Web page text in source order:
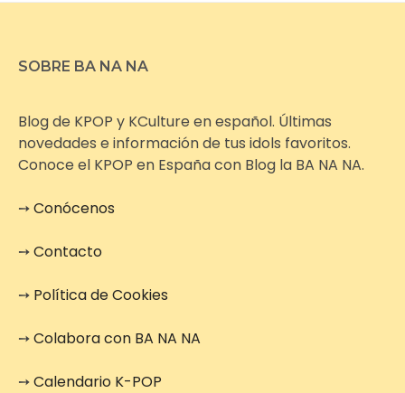
SOBRE BA NA NA
Blog de KPOP y KCulture en español. Últimas
novedades e información de tus idols favoritos.
Conoce el KPOP en España con Blog la BA NA NA.
➙Conócenos
➙Contacto
➙ Política de Cookies
➙Colabora con BA NA NA
➙Calendario K-POP